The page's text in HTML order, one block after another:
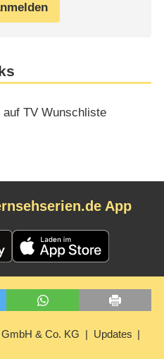
auf TV Wunschliste
App
& Co. KG Updates